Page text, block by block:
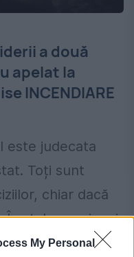
My Personal
a două
apelat la
INCENDIARE
este judecata
Toți sunt
chiar dacă
În stabor, cei mai